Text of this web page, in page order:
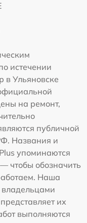
истечении
в Ульяновске
на ремонт,
публичной
Названия и
упоминаются
чтобы обозначить
Наша
их
выполняются